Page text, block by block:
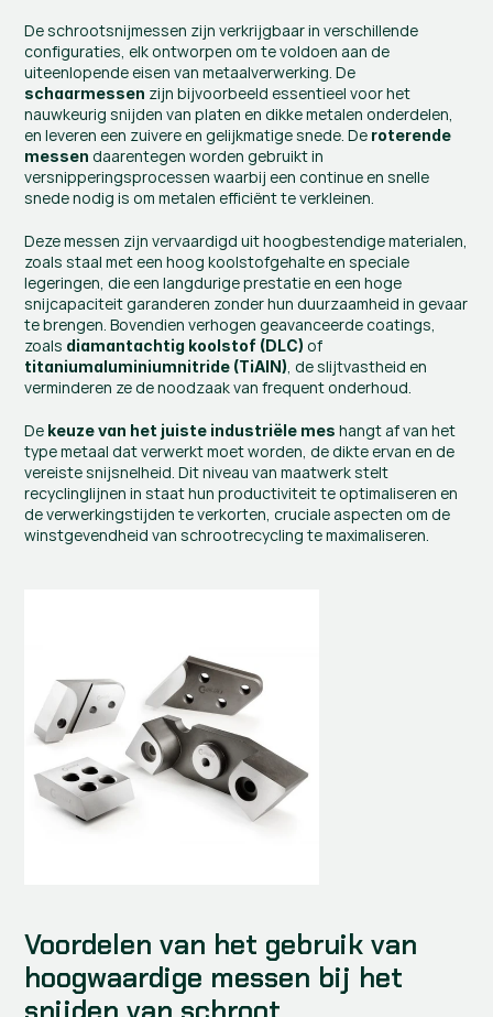
De schrootsnijmessen zijn verkrijgbaar in verschillende
configuraties, elk ontworpen om te voldoen aan de
schaarmessen zijn bijvoorbeeld essentieel voor het
nauwkeurig snijden van platen en dikke metalen onderdelen,
en leveren een zuivere en gelijkmatige snede. De roterende
messen daarentegen worden gebruikt in
versnipperingsprocessen waarbij een continue en snelle
snede nodig is om metalen efficiënt te verkleinen.
Deze messen zijn vervaardigd uit hoogbestendige materialen,
zoals staal met een hoog koolstofgehalte en speciale
legeringen, die een langdurige prestatie en een hoge
snijcapaciteit garanderen zonder hun duurzaamheid in gevaar
te brengen. Bovendien verhogen geavanceerde coatings,
zoals diamantachtig koolstof (DLC)
titaniumaluminiumnitride (TiAlN), de slijtvastheid en
verminderen ze de noodzaak van frequent onderhoud.
De keuze van het juiste industriële mes hangt af van het
type metaal dat verwerkt moet worden, de dikte ervan en de
vereiste snijsnelheid. Dit niveau van maatwerk stelt
recyclinglijnen in staat hun productiviteit te optimaliseren en
de verwerkingstijden te verkorten, cruciale aspecten om de
winstgevendheid van schrootrecycling te maximaliseren.
Voordelen van het gebruik van
hoogwaardige messen bij het